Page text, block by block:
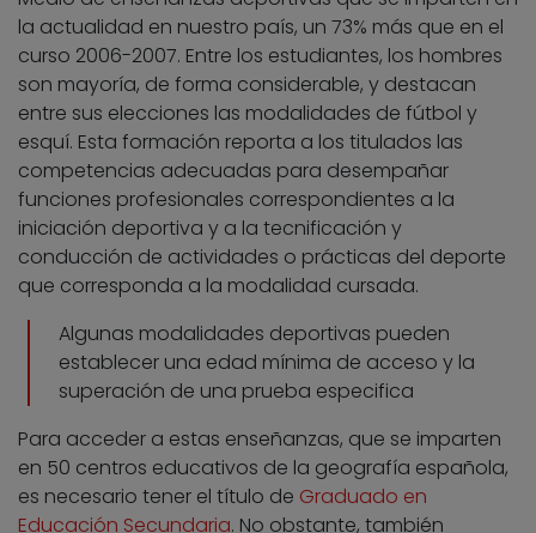
la actualidad en nuestro país, un 73% más que en el
curso 2006-2007. Entre los estudiantes, los hombres
son mayoría, de forma considerable, y destacan
entre sus elecciones las modalidades de fútbol y
esquí. Esta formación reporta a los titulados las
competencias adecuadas para desempañar
funciones profesionales correspondientes a la
iniciación deportiva y a la tecnificación y
conducción de actividades o prácticas del deporte
que corresponda a la modalidad cursada.
Algunas modalidades deportivas pueden
establecer una edad mínima de acceso y la
superación de una prueba especifica
Para acceder a estas enseñanzas, que se imparten
en 50 centros educativos de la geografía española,
es necesario tener el título de Graduado en
Educación Secundaria. No obstante, también